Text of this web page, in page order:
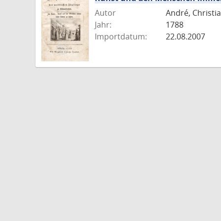
Autor
André,
Jahr:
1788
Importdatum:
22.08.2007